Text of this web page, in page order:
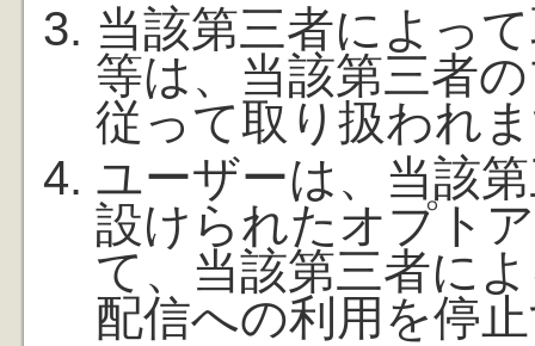
当該第三者によっ
等は、当該第三者
従って取り扱われ
ユーザーは、当該
設けられたオプト
て、当該第三者に
配信への利用を停